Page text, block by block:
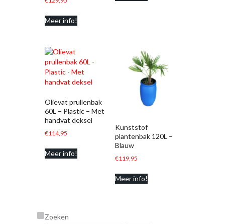
Meer info!
Olievat prullenbak
60L – Plastic – Met
handvat deksel
€114,95
Meer info!
Kunststof
plantenbak 120L –
Blauw
€119,95
Meer info!
Zoeken